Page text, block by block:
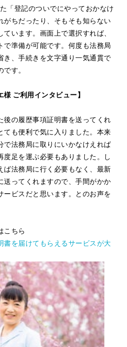
「登記のついでにやっておかなけ
がちだったり、そもそも知らない
います。画面上で選択すれば、
で準備が可能です。何度も法務局
き、手続きを文字通り一気通貫で
す。
様 ご利用インタビュー】
後の履歴事項証明書を送ってくれ
ても便利で気に入りました。本来
で法務局に取りにいかなけえれば
度足を運ぶ必要もありました。し
ば法務局に行く必要もなく、最新
送ってくれますので、手間がかか
ービスだと思います。とのお声を
こちら
書を届けてもらえるサービスが大